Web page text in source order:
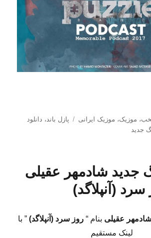
، موزیک، موزیک ایرانی برچسب‌ها
پازل باند، دانلود
جدید
جدید شادمهر عقیلی
سرد (آنپلاگد)
شادمهر عقیلی بنام “ روز سرد (آنپلاگد) ” با
لینک مستقیم